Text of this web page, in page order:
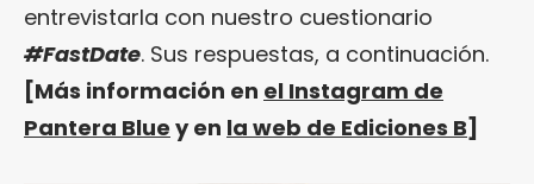
entrevistarla con nuestro cuestionario
#FastDate. Sus respuestas, a continuación.
[Más información en el Instagram de
Pantera Blue y en la web de Ediciones B]